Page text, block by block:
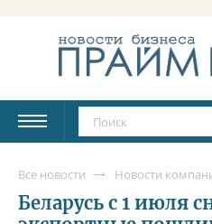
Все новости Новости
Беларусь с 1 июля